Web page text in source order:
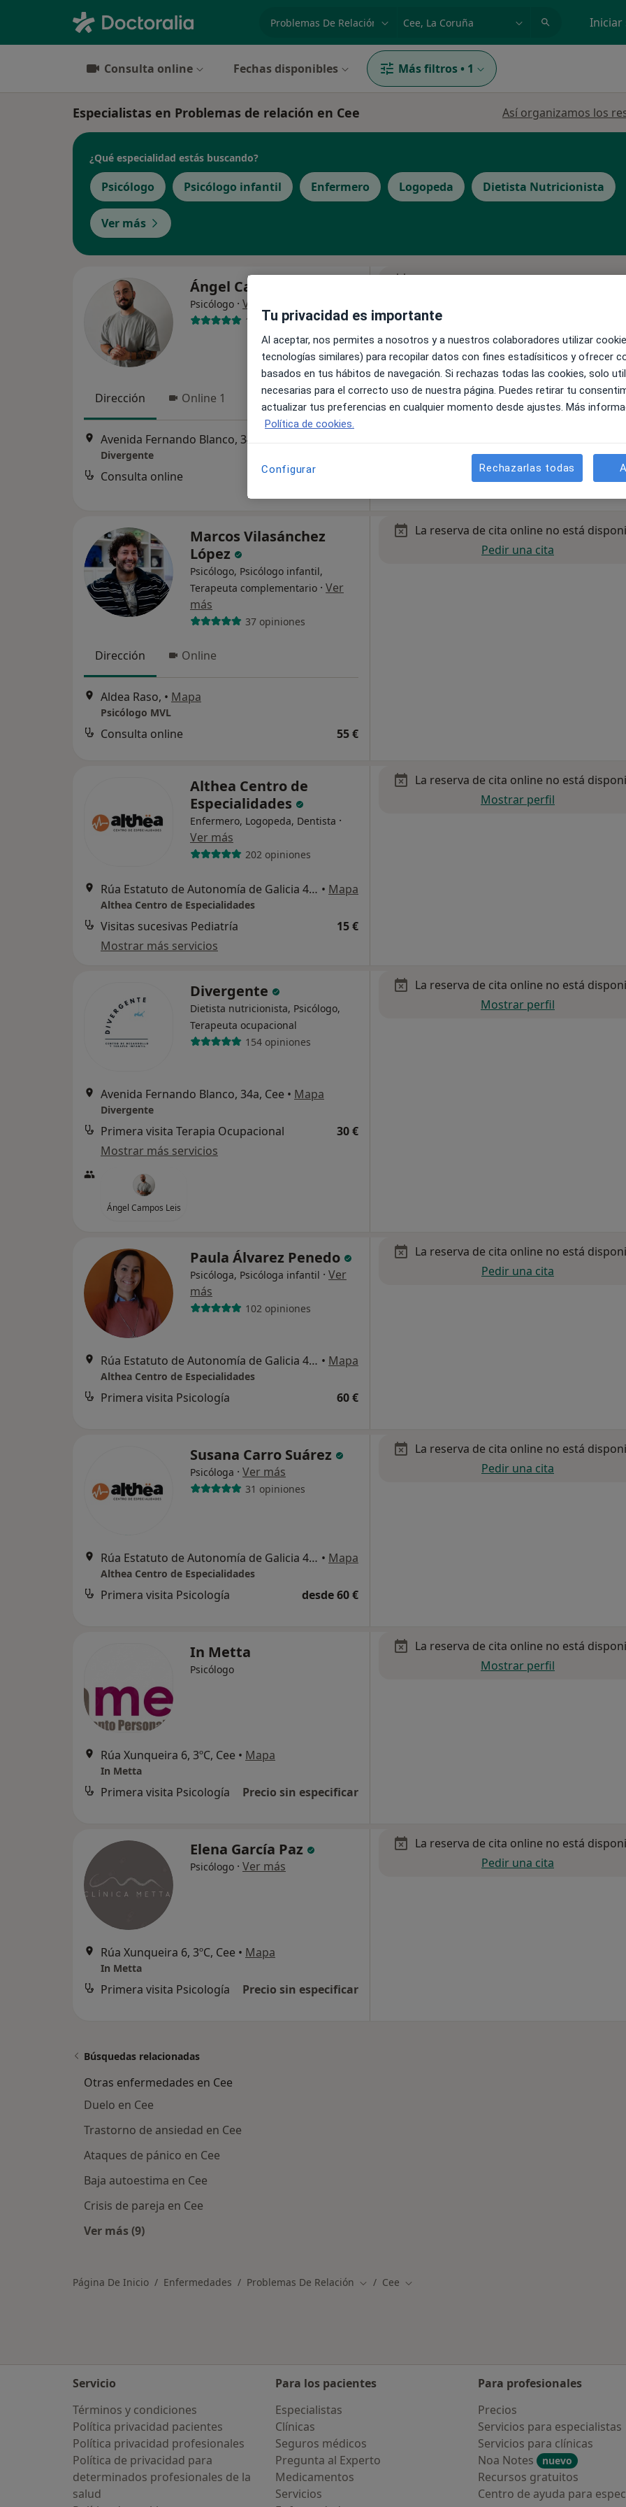
especialidad, enfermedad o nombre Iniciar
Consulta online Fechas disponibles Más filtros • 1
Especialistas en Problemas de relación en Cee Así organizamos los
¿Qué especialidad estás buscando?
Psicólogo Psicólogo infantil Enfermero Logopeda Dietista Nutricionista
Ver más
Ángel Campos Leis
Psicólogo · Ver más
179 opiniones
Dirección Online 1 Online 2
Avenida Fernando Blanco, 34a, Cee
Divergente
Consulta online
Marcos Vilasánchez
López
Psicólogo, Psicólogo infantil,
Terapeuta complementario · Ver
más
37 opiniones
Dirección Online
Aldea Raso, • Mapa
Psicólogo MVL
Consulta online 55 €
La reserva de cita online no está
Pedir una cita
Althea Centro de
Especialidades
Enfermero, Logopeda, Dentista ·
Ver más
202 opiniones
Rúa Estatuto de Autonomía de Galicia 40, Cee • Mapa
Althea Centro de Especialidades
Visitas sucesivas Pediatría
15 €
Mostrar más servicios
La reserva de cita online no está
Mostrar perfil
Divergente
Dietista nutricionista, Psicólogo,
Terapeuta ocupacional
154 opiniones
Avenida Fernando Blanco, 34a, Cee • Mapa
Divergente
Primera visita Terapia Ocupacional
30 €
Mostrar más servicios
Ángel Campos Leis
La reserva de cita online no está
Mostrar perfil
Paula Álvarez Penedo
Psicóloga, Psicóloga infantil · Ver
más
102 opiniones
Rúa Estatuto de Autonomía de Galicia 40, Cee • Mapa
Althea Centro de Especialidades
Primera visita Psicología 60 €
La reserva de cita online no está
Pedir una cita
Susana Carro Suárez
Psicóloga · Ver más
31 opiniones
Rúa Estatuto de Autonomía de Galicia 40, Cee • Mapa
Althea Centro de Especialidades
Primera visita Psicología desde 60 €
La reserva de cita online no está
Pedir una cita
In Metta
Psicólogo
Rúa Xunqueira 6, 3ºC, Cee • Mapa
In Metta
Primera visita Psicología Precio sin especificar
La reserva de cita online no está
Mostrar perfil
Elena García Paz
Psicólogo · Ver más
Rúa Xunqueira 6, 3ºC, Cee • Mapa
In Metta
Primera visita Psicología Precio sin especificar
La reserva de cita online no está
Pedir una cita
Búsquedas relacionadas
Otras enfermedades en Cee
Duelo en Cee
Trastorno de ansiedad en Cee
Ataques de pánico en Cee
Baja autoestima en Cee
Crisis de pareja en Cee
Ver más (9)
Página De Inicio Enfermedades Problemas De Relación Cambiar de ciudad
Cee Cambiar de ciudad
Servicio
Términos y condiciones
Política privacidad pacientes
Política privacidad profesionales
Política de privacidad para
determinados profesionales de la
salud
Para los pacientes
Especialistas
Clínicas
Seguros médicos
Pregunta al Experto
Medicamentos
Servicios
Para profesionales
Precios
Servicios para especialistas
Servicios para clínicas
Noa Notes
nuevo
Recursos gratuitos
Centro de ayuda para
Tu privacidad es importante
Al aceptar, nos permites a nosotros y a nuestros colaboradores utilizar
tecnologías similares) para recopilar datos con fines estadísiticos y ofrecer
basados en tus hábitos de navegación. Si rechazas todas las cookies, solo
necesarias para el correcto uso de nuestra página. Puedes retirar tu
actualizar tus preferencias en cualquier momento desde ajustes. Más
Política de cookies.
Configurar Rechazarlas todas